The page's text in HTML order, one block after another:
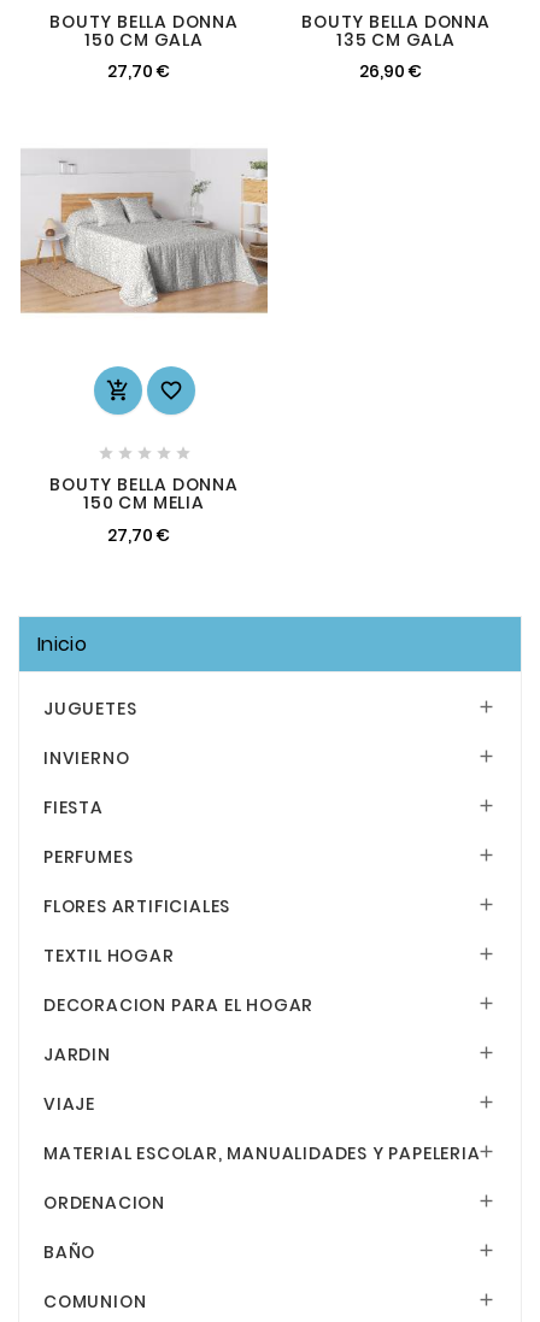
BOUTY BELLA DONNA
150 CM GALA
27,70 €
BOUTY BELLA DONNA
135 CM GALA
26,90 €
 
    
BOUTY BELLA DONNA
150 CM MELIA
27,70 €
Inicio
JUGUETES 
INVIERNO 
FIESTA 
PERFUMES 
FLORES ARTIFICIALES 
TEXTIL HOGAR 
DECORACION PARA EL HOGAR 
JARDIN 
VIAJE 
MATERIAL ESCOLAR, MANUALIDADES Y PAPELERIA
ORDENACION 
BAÑO 
COMUNION 